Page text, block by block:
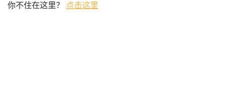
你不住在这里？ 点击这里